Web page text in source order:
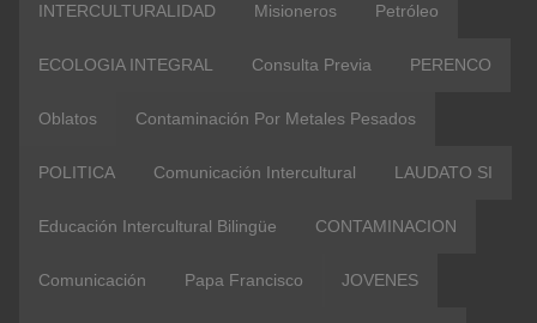
INTERCULTURALIDAD Misioneros Petróleo
ECOLOGIA INTEGRAL Consulta Previa PERENCO
Oblatos Contaminación Por Metales Pesados
POLITICA Comunicación Intercultural LAUDATO SI
Educación Intercultural Bilingüe CONTAMINACION
Comunicación Papa Francisco JOVENES